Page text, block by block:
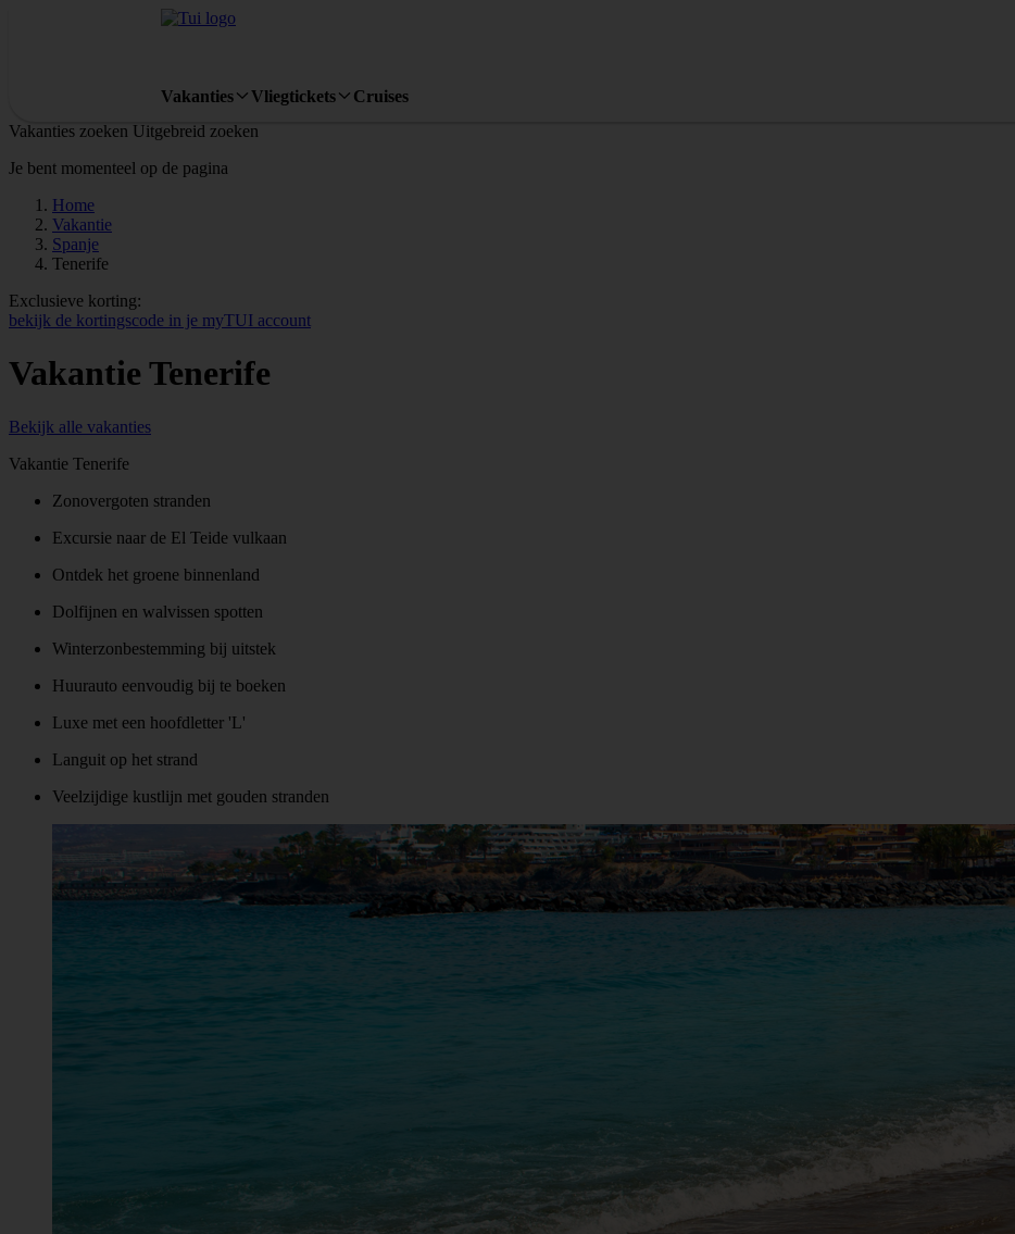
Vakanties Vliegtickets
Cruises
Vakanties zoeken Uitgebreid zoeken
Je bent momenteel op de pagina
Home
Vakantie
Spanje
Tenerife
Exclusieve korting:
bekijk de kortingscode in je myTUI account
Vakantie Tenerife
Bekijk alle vakanties
Vakantie Tenerife
Zonovergoten stranden
Excursie naar de El Teide vulkaan
Ontdek het groene binnenland
Dolfijnen en walvissen spotten
Winterzonbestemming bij uitstek
Huurauto eenvoudig bij te boeken
Luxe met een hoofdletter 'L'
Languit op het strand
Veelzijdige kustlijn met gouden stranden